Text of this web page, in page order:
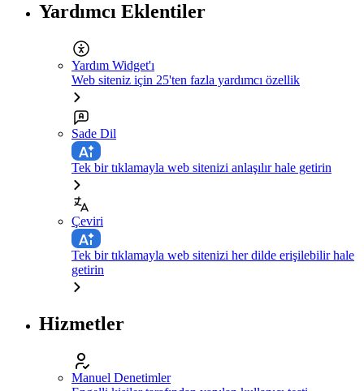
Yardımcı Eklentiler
Yardım Widget'ı
Web siteniz için 25'ten fazla yardımcı özellik
Sade Dil
Tek bir tıklamayla web sitenizi anlaşılır hale getirin
Çeviri
Tek bir tıklamayla web sitenizi her dilde erişilebilir hale
getirin
Hizmetler
Manuel Denetimler